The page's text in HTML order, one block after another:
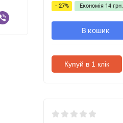
- 27% Економія 14 грн.
В кошик
Купуй в 1 клік